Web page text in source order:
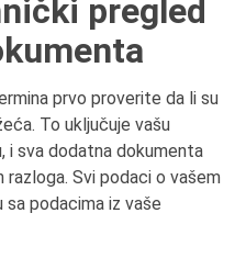
pregled
prvo proverite da li su
To uključuje vašu
i sva dodatna dokumenta
Svi podaci o vašem
sa podacima iz vaše